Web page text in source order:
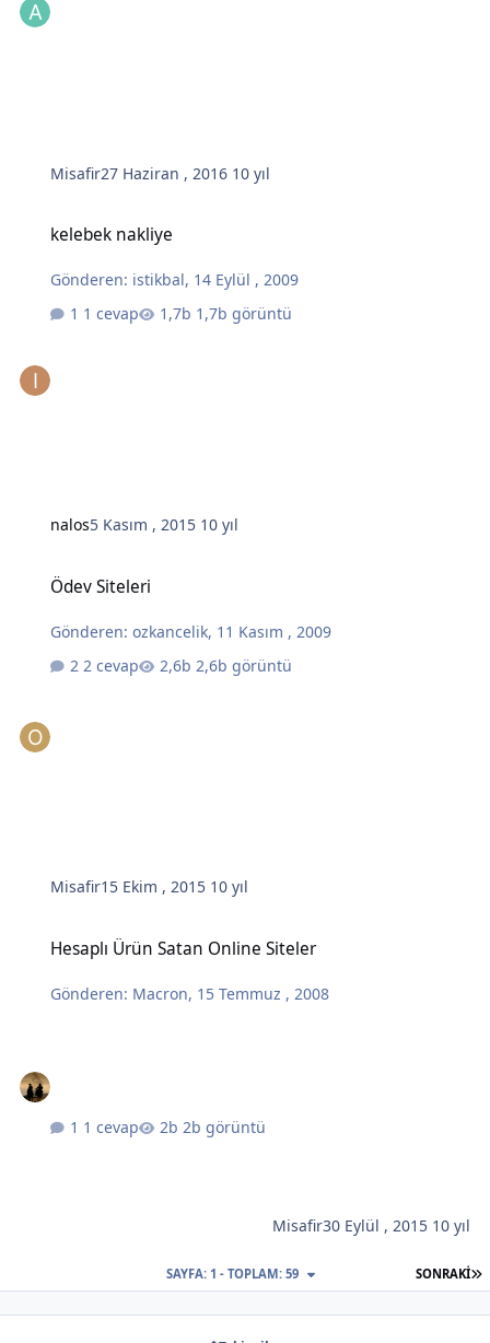
Misafir27 Haziran , 2016 10 yıl
kelebek nakliye
Gönderen: istikbal, 14 Eylül , 2009
1 cevap
1,7b görüntü
nalos5 Kasım , 2015 10 yıl
Ödev Siteleri
Gönderen:ozkancelik, 11 Kasım , 2009
2 cevap
2,6b görüntü
Misafir15 Ekim , 2015 10 yıl
Hesaplı Ürün Satan Online Siteler
Gönderen: Macron, 15 Temmuz , 2008
1 cevap 2b görüntü
Misafir30 Eylül , 2015 10 yıl
SONRAKI
SAYFA: 1 - TOPLAM: 59